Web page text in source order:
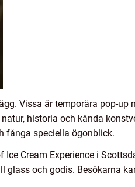
Vissa är temporära pop-up
historia och kända
fånga speciella ögonblick.
Cream Experience i
och godis. Besökarna